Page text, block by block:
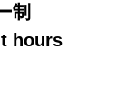
制
hours